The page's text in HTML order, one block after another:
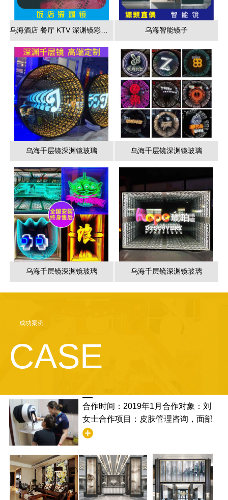
乌海酒店 餐厅 KTV 深渊镜彩色跑马灯 乌海智能镜子
乌海千层镜深渊镜玻璃 乌海千层镜深渊镜玻璃
乌海千层镜深渊镜玻璃 乌海千层镜深渊镜玻璃
成功案例
CASE
合作时间：2019年1月合作对象：刘
女士合作项目：皮肤管理咨询，面部
清洁合作满意度：非常满意，并且学